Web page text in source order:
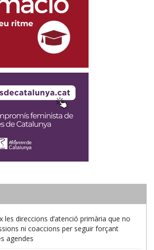
les direccions d’atenció primària que no
ni coaccions per seguir forçant
agendes